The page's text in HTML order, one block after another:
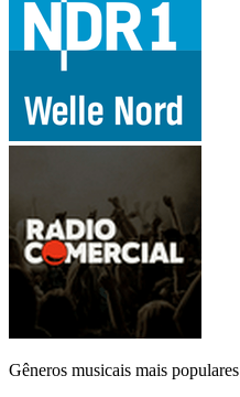
Gêneros musicais mais populares